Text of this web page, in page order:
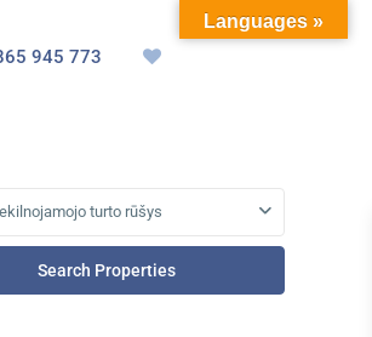
945 773
turto rūšys
Languages »